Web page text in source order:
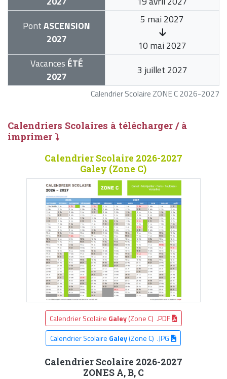
Calendrier Scolaire ZONE C 2026-2027
PontASCENSION
2027
5 mai 2027
10 mai 2027
Vacances ÉTÉ
2027
3 juillet 2027
Calendriers Scolaires à télécharger / à
imprimer ⤵
Calendrier Scolaire 2026-2027
Galey (Zone C)
Calendrier Scolaire Galey(Zone C) .PDF
Calendrier Scolaire Galey(Zone C) .JPG
Calendrier Scolaire 2026-2027
ZONES A, B, C